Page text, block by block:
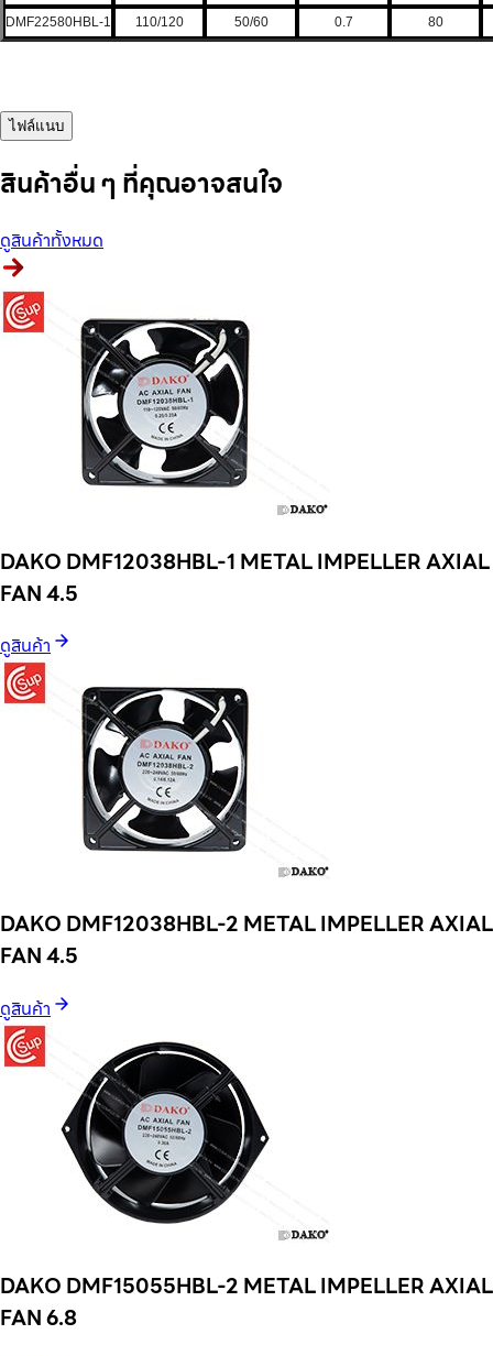
DMF22580HBL-1 110/120 50/60 0.7 80
ไฟล์แนบ
สินค้าอื่น ๆ ที่คุณอาจสนใจ
ดูสินค้าทั้งหมด
DAKO DMF12038HBL-1 METAL IMPELLER AXIAL
FAN 4.5
ดูสินค้า
DAKO DMF12038HBL-2 METAL IMPELLER AXIAL
FAN 4.5
ดูสินค้า
DAKO DMF15055HBL-2 METAL IMPELLER AXIAL
FAN 6.8